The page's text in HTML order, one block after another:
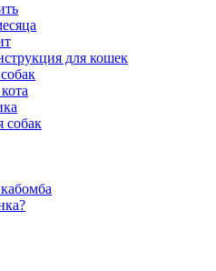
для кошек
собак